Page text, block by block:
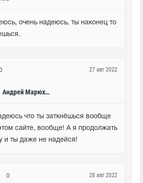
очень надеюсь, ты наконец то
Андрей Марюхин
27 авг 2022
что ты заткнёшься вообще
сайте, вообще! А я продолжать
и ты даже не надейся!
0 28 авг 2022